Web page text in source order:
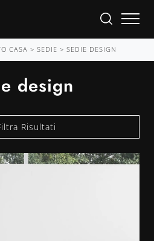
CASA > SEDIE > SEDIE DESIGN
design
Risultati